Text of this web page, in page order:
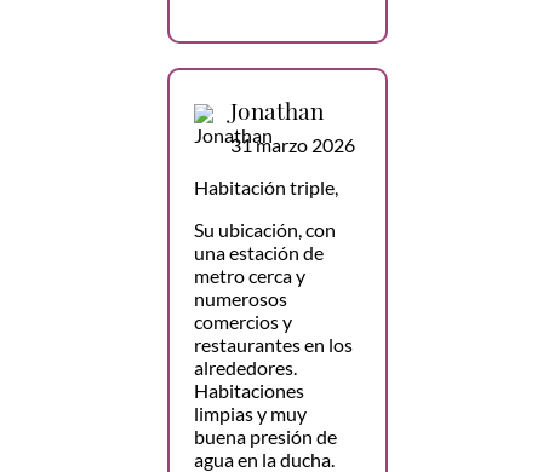
Jonathan
31 marzo 2026
Habitación triple,
Su ubicación, con
una estación de
metro cerca y
numerosos
comercios y
restaurantes en los
alrededores.
Habitaciones
limpias y muy
buena presión de
agua en la ducha.